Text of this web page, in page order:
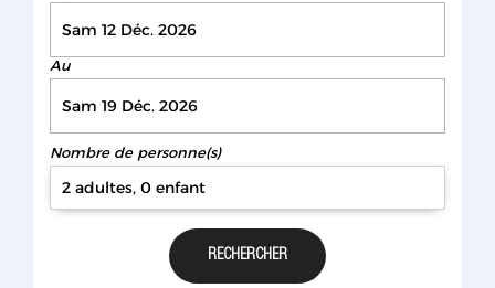
Au
Nombre de personne(s)
2 adultes, 0 enfant